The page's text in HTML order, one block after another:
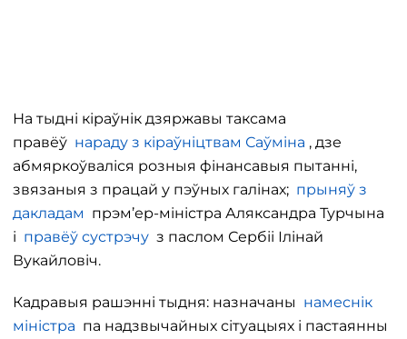
На тыдні кіраўнік дзяржавы таксама
правёў нараду з кіраўніцтвам Саўміна , дзе
абмяркоўваліся розныя фінансавыя пытанні,
звязаныя з працай у пэўных галінах; прыняў з
дакладам прэм’ер-міністра Аляксандра Турчына
і правёў сустрэчу з паслом Сербіі Ілінай
Вукайловіч.
Кадравыя рашэнні тыдня: назначаны намеснік
міністра па надзвычайных сітуацыях і пастаянны